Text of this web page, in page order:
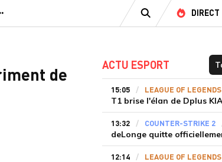
RECHERCHE
DIRECT
de
ACTU ESPORT
15:05 LEAGUE OF LEGENDS
13:32 COUNTER-STRIKE 2
12:14 LEAGUE OF LEGENDS